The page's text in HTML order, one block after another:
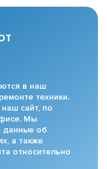
в наш
техники.
сайт, по
Мы
данные об
а также
относительно